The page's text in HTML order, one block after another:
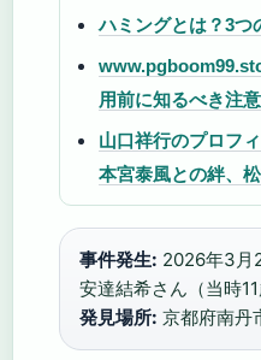
ハミングとは？3つ
用前に知るべき注
山口祥行のプロフ
本宮泰風との絆、
事件発生: 2026年3月
安達結希さん（当時11
発見場所: 京都府南丹